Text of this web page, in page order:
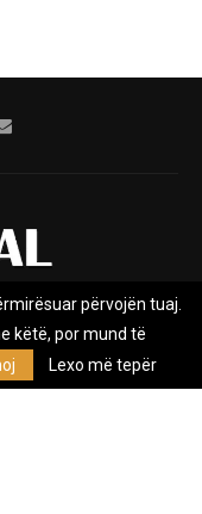
e themeluar në vitin
përvojën tuaj.
këtë, por mund të
Lexo më tepër